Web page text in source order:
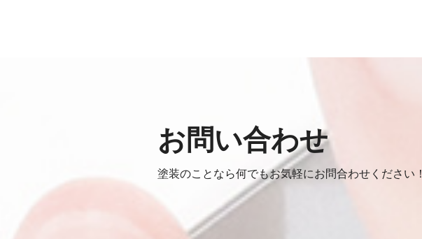
お問い合わせ
塗装のことなら何でもお気軽にお問合わせください！